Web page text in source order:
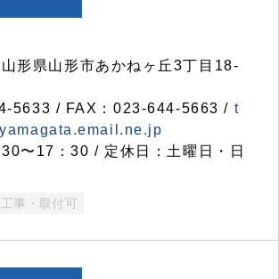
形県山形市あかねヶ丘3丁目18-
5633 / FAX：023-644-5663 / t
〜17：30 / 定休日：土曜日・日
工事・取付可